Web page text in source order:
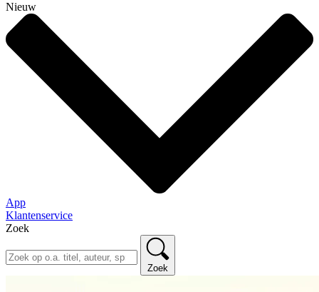
Nieuw
App
Klantenservice
Zoek
Zoek